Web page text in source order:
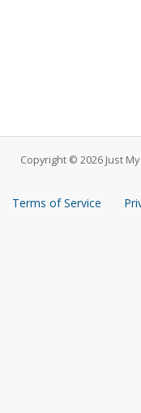
Copyright © 2026 Just
Terms of Service